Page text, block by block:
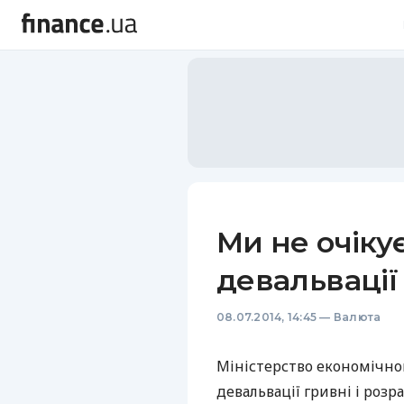
Ми не
08.07.2014, 14:45 — Валюта
Міністерство
девальвації гривні і